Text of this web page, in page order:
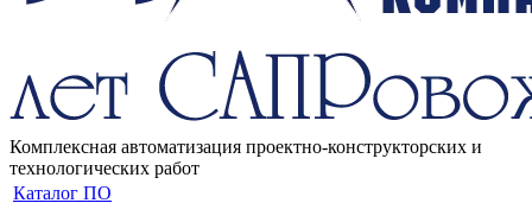
Комплексная автоматизация проектно-конструкторских и
технологических работ
Каталог ПО